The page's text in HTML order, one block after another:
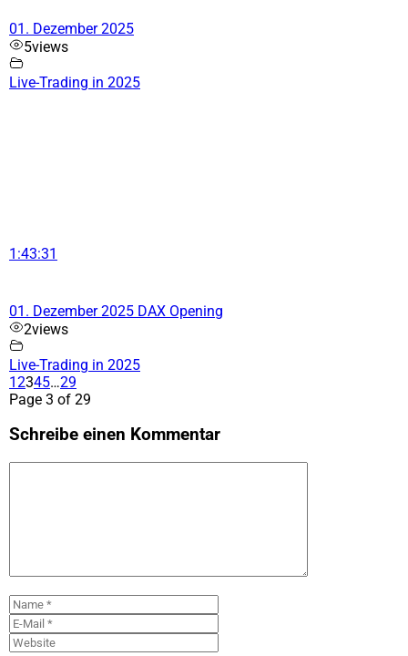
01. Dezember 2025
5views
Live-Trading in 2025
1:43:31
01. Dezember 2025 DAX Opening
2views
Live-Trading in 2025
12345…29
Page 3 of 29
Schreibe einen Kommentar
Name
Mail